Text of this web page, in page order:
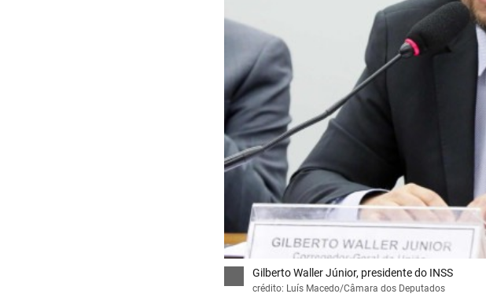
Gilberto Waller Júnior, presidente do INSS
crédito: Luís Macedo/Câmara dos Deputados